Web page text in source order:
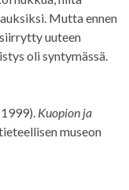
Mutta ennen
uuteen
oli syntymässä.
Kuopion ja
museon